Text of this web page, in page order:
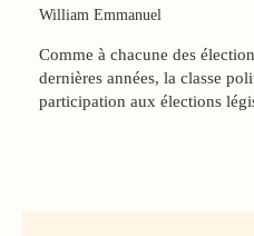
William Emmanuel
Comme à chacune des
dernières années, la classe
participation aux élections